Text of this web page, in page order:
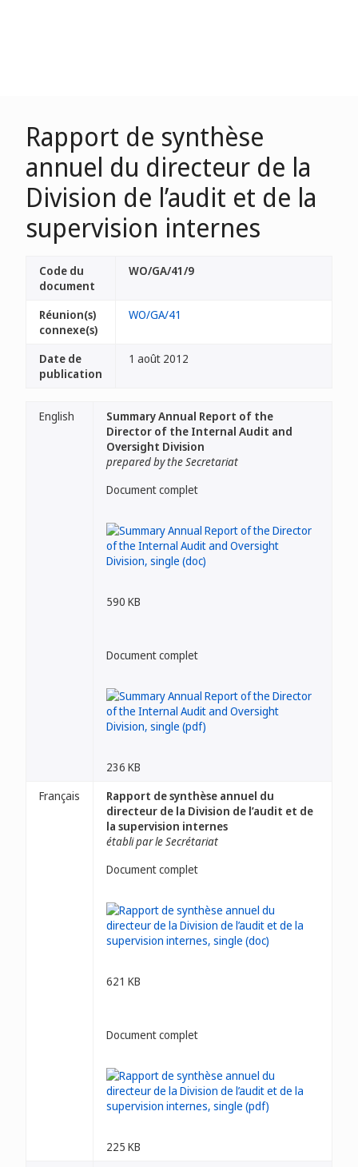
Rapport de synthèse
annuel du directeur de la
Division de l’audit et de la
supervision internes
Code du
document
WO/GA/41/9
Réunion(s)
connexe(s)
WO/GA/41
Date de
publication
1 août 2012
English
Summary Annual Report of the
Director of the Internal Audit and
Oversight Division
prepared by the Secretariat
Document complet
590 KB
Document complet
236 KB
Français
Rapport de synthèse annuel du
directeur de la Division de l’audit et de
la supervision internes
établi par le Secrétariat
Document complet
621 KB
Document complet
225 KB